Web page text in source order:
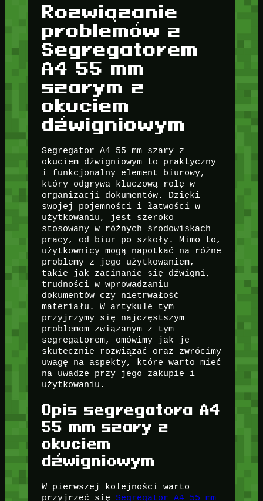
Rozwiązanie
problemów z
Segregatorem
A4 55 mm
szarym z
okuciem
dźwigniowym
Segregator A4 55 mm szary z
okuciem dźwigniowym to praktyczny
i funkcjonalny element biurowy,
który odgrywa kluczową rolę w
organizacji dokumentów. Dzięki
swojej pojemności i łatwości w
użytkowaniu, jest szeroko
stosowany w różnych środowiskach
pracy, od biur po szkoły. Mimo to,
użytkownicy mogą napotkać na różne
problemy z jego użytkowaniem,
takie jak zacinanie się dźwigni,
trudności w wprowadzaniu
dokumentów czy nietrwałość
materiału. W artykule tym
przyjrzymy się najczęstszym
problemom związanym z tym
segregatorem, omówimy jak je
skutecznie rozwiązać oraz zwrócimy
uwagę na aspekty, które warto mieć
na uwadze przy jego zakupie i
użytkowaniu.
Opis segregatora A4
55 mm szary z
okuciem
dźwigniowym
W pierwszej kolejności warto
przyjrzeć się Segregator A4 55 mm